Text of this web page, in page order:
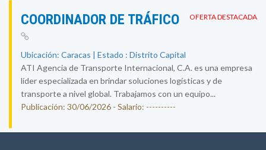
OFERTA DESTACADA
COORDINADOR DE TRÁFICO
Ubicación: Caracas | Estado : Distrito Capital
ATI Agencia de Transporte Internacional, C.A. es una empresa
líder especializada en brindar soluciones logísticas y de
transporte a nivel global. Trabajamos con un equipo...
Publicación: 30/06/2026 - Salario: ----------